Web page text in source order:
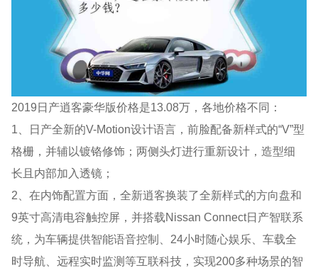
2019日产逍客豪华版价格是13.08万，各地价格不同：
1、日产全新的V-Motion设计语言，前脸配备新样式的“V”型
格栅，并辅以镀铬修饰；两侧头灯进行重新设计，造型细
长且内部加入透镜；
2、在内饰配置方面，全新逍客换装了全新样式的方向盘和
9英寸高清电容触控屏，并搭载Nissan Connect日产智联系
统，为车辆提供智能语音控制、24小时随心娱乐、车载全
时导航、远程实时监测等互联科技，实现200多种场景的智